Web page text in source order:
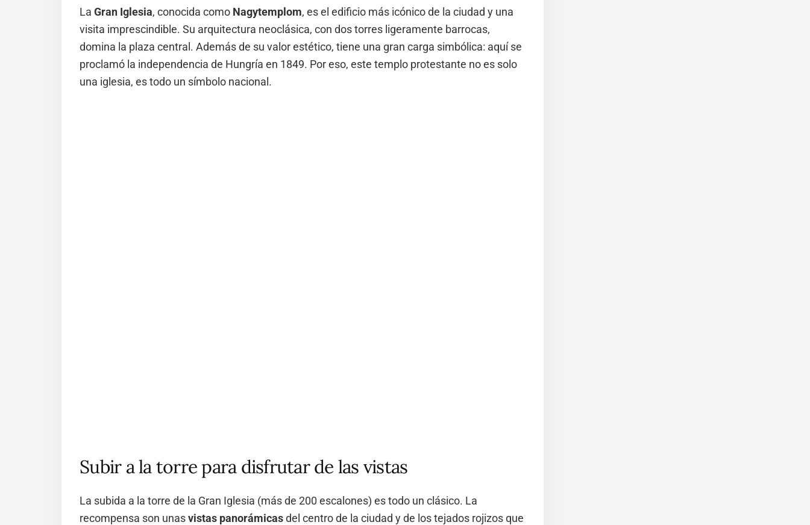
La Gran Iglesia, conocida como Nagytemplom, es el edificio más icónico de la ciudad y una
visita imprescindible. Su arquitectura neoclásica, con dos torres ligeramente barrocas,
domina la plaza central. Además de su valor estético, tiene una gran carga simbólica: aquí se
proclamó la independencia de Hungría en 1849. Por eso, este templo protestante no es solo
una iglesia, es todo un símbolo nacional.
Subir a la torre para disfrutar de las vistas
La subida a la torre de la Gran Iglesia (más de 200 escalones) es todo un clásico. La
recompensa son unasvistas panorámicasdel centro de la ciudad y de los tejados rojizos que